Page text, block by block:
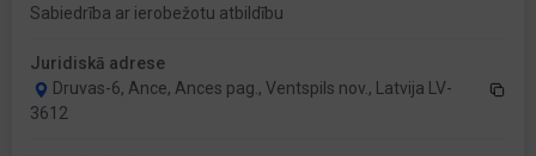
Sabiedrība ar ierobežotu atbildību
Juridiskā adrese
Druvas-6, Ance, Ances pag., Ventspils nov., Latvija LV-
3612